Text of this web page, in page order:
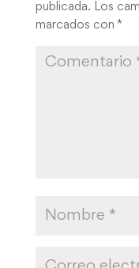
publicada.
Los
marcados con *